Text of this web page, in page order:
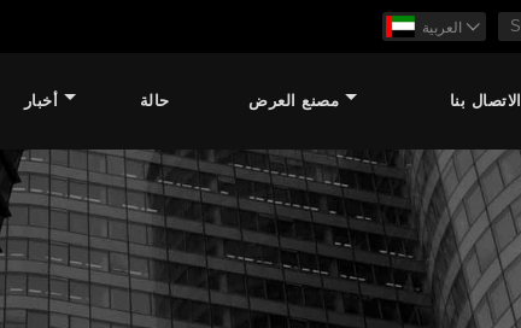
العربية 
أخبار حالة مصنع العرض الاتصال بنا